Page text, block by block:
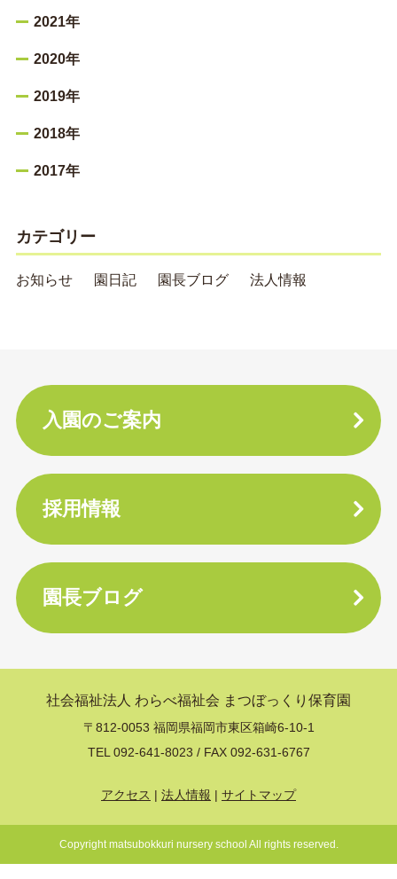
2021年
2020年
2019年
2018年
2017年
カテゴリー
お知らせ 園日記 園長ブログ 法人情報
入園のご案内
採用情報
園長ブログ
社会福祉法人 わらべ福祉会 まつぼっくり保育園
〒812-0053 福岡県福岡市東区箱崎6-10-1
TEL 092-641-8023 / FAX 092-631-6767
アクセス 法人情報 サイトマップ
Copyright matsubokkuri nursery school All rights reserved.